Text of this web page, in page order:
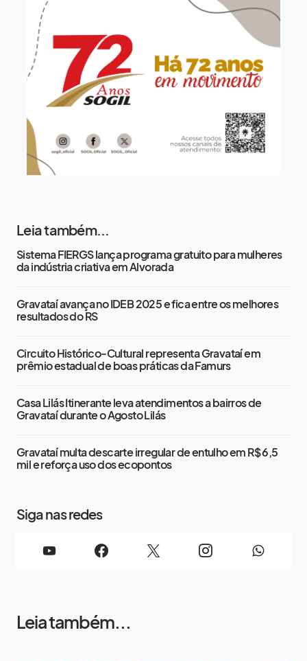
Quinta-Feira
14 de agosto
Sexta-Feira
15 de agosto
Sábado 21° 16°
Leia também...
Sistema FIERGS lança programa gratuito para mulheres
da indústria criativa em Alvorada
Gravataí avança no IDEB 2025 e fica entre os melhores
resultados do RS
Circuito Histórico-Cultural representa Gravataí em
prêmio estadual de boas práticas da Famurs
Casa Lilás Itinerante leva atendimentos a bairros de
Gravataí durante o Agosto Lilás
Gravataí multa descarte irregular de entulho em R$ 6,5
mil e reforça uso dos ecopontos
Siga nas redes
Leia também...